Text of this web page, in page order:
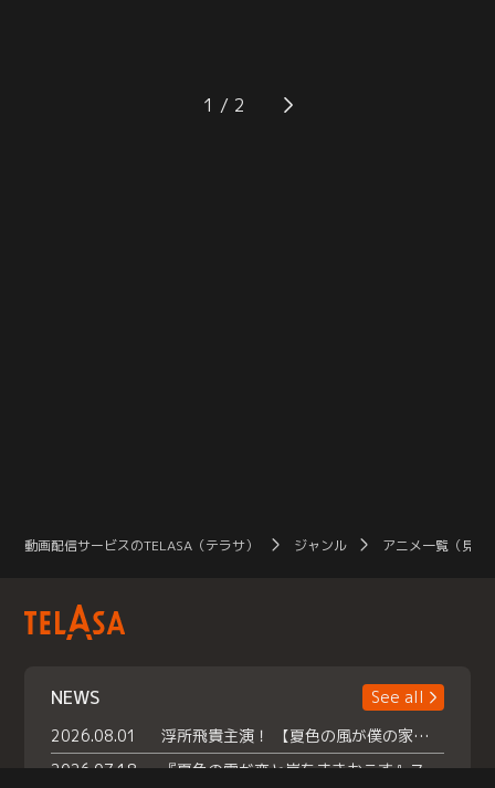
視庁の中でも機密の多い「警視庁芝
庁舎」を牛耳る“芝の女王”に関する
く涼子の指示により、その少女を施
設から連れ去ると、彼女のマンショ
1
動画配信サービスのTELASA（テラサ） ジャンル アニメ一覧（見放
NEWS
See all
2026.08.01
浮所飛貴主演！ 【夏色の風が僕の家にやってきた】 本日よりテラサで独占配信スタート！
2026.07.18
『夏色の雲が恋と嵐をまきおこす』スペシャルメイキング 【Part1】2026年７月18日（土）23時30分～配信スタート！話題のシーンの裏側を大公開！豪華キャスト大集合！ 『武宮家 真夏の家族会議』開催！